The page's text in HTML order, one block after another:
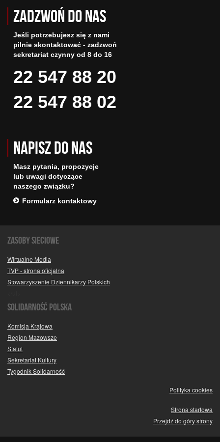
Zadzwoń do nas
Jeśli potrzebujesz się z nami
pilnie skontaktować - zadzwoń
sekretariat czynny od 8 do 16
22 547 88 20
22 547 88 02
Napisz do nas
Masz pytania, propozycje
lub uwagi dotyczące
naszego związku?
Formularz kontaktowy
Zasoby sieciowe
Wirtualne Media
TVP - strona oficjalna
Stowarzyszenie Dziennikarzy Polskich
SOLIDARNOŚĆ POLSKA
Komisja Krajowa
Region Mazowsze
Statut
Sekretariat Kultury
Tygodnik Solidarność
Polityka cookies
Strona startowa
Przejdź do góry strony